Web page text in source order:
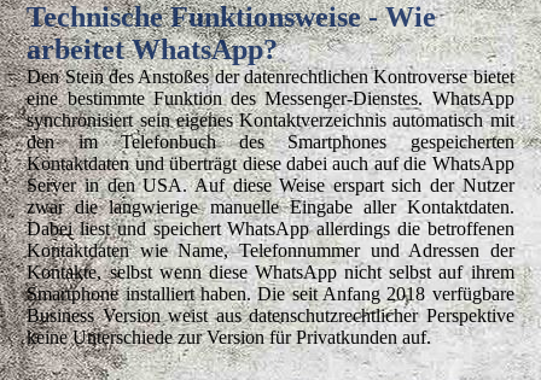
Technische Funktionsweise - Wie
arbeitet WhatsApp?
Den Stein des Anstoßes der datenrechtlichen Kontroverse bietet
eine bestimmte Funktion des Messenger-Dienstes. WhatsApp
synchronisiert sein eigenes Kontaktverzeichnis automatisch mit
den im Telefonbuch des Smartphones gespeicherten
Kontaktdaten und überträgt diese dabei auch auf die WhatsApp
Server in den USA. Auf diese Weise erspart sich der Nutzer
zwar die langwierige manuelle Eingabe aller Kontaktdaten.
Dabei liest und speichert WhatsApp allerdings die betroffenen
Kontaktdaten wie Name, Telefonnummer und Adressen der
Kontakte, selbst wenn diese WhatsApp nicht selbst auf ihrem
Smartphone installiert haben. Die seit Anfang 2018 verfügbare
Business Version weist aus datenschutzrechtlicher Perspektive
keine Unterschiede zur Version für Privatkunden auf.